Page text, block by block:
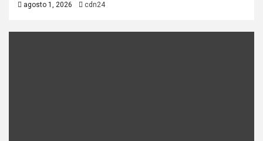
agosto 1, 2026 cdn24